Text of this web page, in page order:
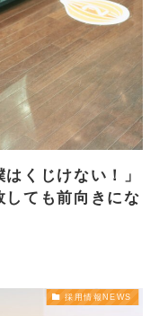
くじけない！」
しても前向きにな
採用情報NEWS